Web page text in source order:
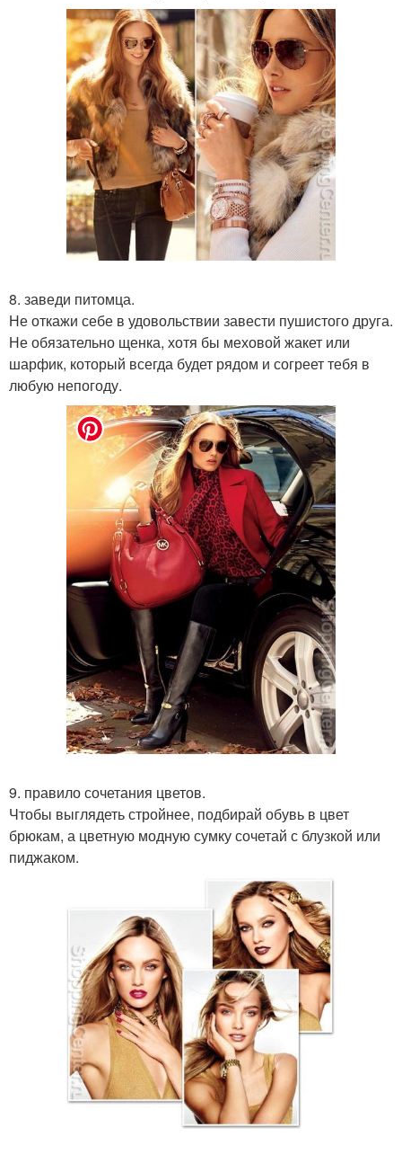
8. заведи питомца.
Не откажи себе в удовольствии завести пушистого друга.
Не обязательно щенка, хотя бы меховой жакет или
шарфик, который всегда будет рядом и согреет тебя в
любую непогоду.
9. правило сочетания цветов.
Чтобы выглядеть стройнее, подбирай обувь в цвет
брюкам, а цветную модную сумку сочетай с блузкой или
пиджаком.